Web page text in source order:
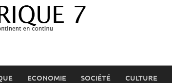
ECONOMIE SOCIÉTÉ CULTURE